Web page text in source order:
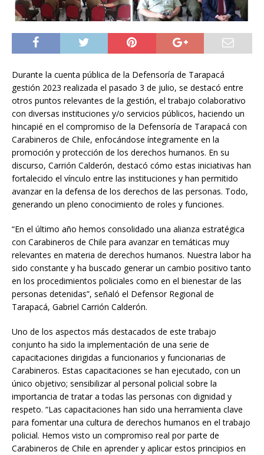
Durante la cuenta pública de la Defensoría de Tarapacá
gestión 2023 realizada el pasado 3 de julio, se destacó entre
otros puntos relevantes de la gestión, el trabajo colaborativo
con diversas instituciones y/o servicios públicos, haciendo un
hincapié en el compromiso de la Defensoría de Tarapacá con
Carabineros de Chile, enfocándose íntegramente en la
promoción y protección de los derechos humanos. En su
discurso, Carrión Calderón, destacó cómo estas iniciativas han
fortalecido el vínculo entre las instituciones y han permitido
avanzar en la defensa de los derechos de las personas. Todo,
generando un pleno conocimiento de roles y funciones.
“En el último año hemos consolidado una alianza estratégica
con Carabineros de Chile para avanzar en temáticas muy
relevantes en materia de derechos humanos. Nuestra labor ha
sido constante y ha buscado generar un cambio positivo tanto
en los procedimientos policiales como en el bienestar de las
personas detenidas”, señaló el Defensor Regional de
Tarapacá, Gabriel Carrión Calderón.
Uno de los aspectos más destacados de este trabajo
conjunto ha sido la implementación de una serie de
capacitaciones dirigidas a funcionarios y funcionarias de
Carabineros. Estas capacitaciones se han ejecutado, con un
único objetivo; sensibilizar al personal policial sobre la
importancia de tratar a todas las personas con dignidad y
respeto. “Las capacitaciones han sido una herramienta clave
para fomentar una cultura de derechos humanos en el trabajo
policial. Hemos visto un compromiso real por parte de
Carabineros de Chile en aprender y aplicar estos principios en